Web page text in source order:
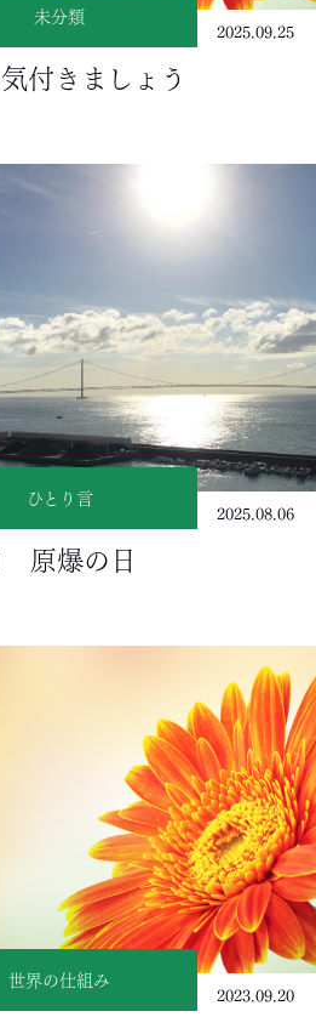
未分類
2025.09.25
付きましょう
ひとり言
2025.08.06
原爆の日
世界の仕組み
2023.09.20